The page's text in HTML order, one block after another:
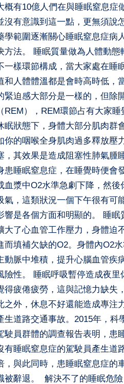
概有10億人們在與睡眠窒息
沒有意識到這一點，更無須說
學範圍逐漸關心睡眠窒息症病
方法。 睡眠質量做為人體動態
一樣環節構成，當大家處在睡
和人體體溫都是會時高時低，
緊迫感大部分是一樣的，但除
（REM），REM環節占有大家
眠狀態下，身體大部分肌肉群
你的咽喉全身肌肉過多釋放壓
，其效果是造成阻塞性肺氣腫
患睡眠窒息症，在睡覺時便會
血漿中O2水準急劇下降，然
氣，這類狀況一個下午很有可
響是各個方面和明顯的。 睡
大了心血管工作壓力，身體迫
而填補欠缺的O2。身體內O2
動脈中堆積，提升心腦血管疾
險性。 睡眠呼吸暫停造成夜里
得疲倦疲勞，這與記憶力缺失
之外，休息不好還能造成專注
生道路交通事故。2015年，科
駛員群體的調查報告表明，患
有睡眠窒息症的駕駛員產生道
，與此同時，患睡眠窒息症的
被辭退。 解決不了的睡眠危